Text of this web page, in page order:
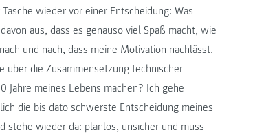
wieder vor einer Entscheidung: Was
aus, dass es genauso viel Spaß macht, wie
und nach, dass meine Motivation nachlässt.
die Zusammensetzung technischer
Jahre meines Lebens machen? Ich gehe
die bis dato schwerste Entscheidung meines
stehe wieder da: planlos, unsicher und muss